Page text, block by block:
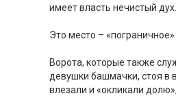
имеет власть нечистый дух.
Это место –
Ворота, которые также
девушки башмачки, стоя в
влезали и «окликали